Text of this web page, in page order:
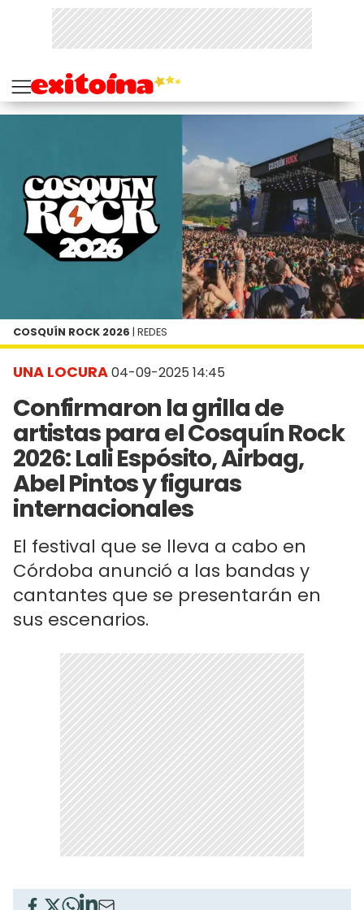
UNA LOCURA04-09-2025 14:45
Confirmaron la grilla de
artistas para el Cosquín Rock
2026: Lali Espósito, Airbag,
Abel Pintos y figuras
internacionales
El festival que se lleva a cabo en
Córdoba anunció a las bandas y
cantantes que se presentarán en
sus escenarios.
COSQUÍN ROCK 2026 | REDES